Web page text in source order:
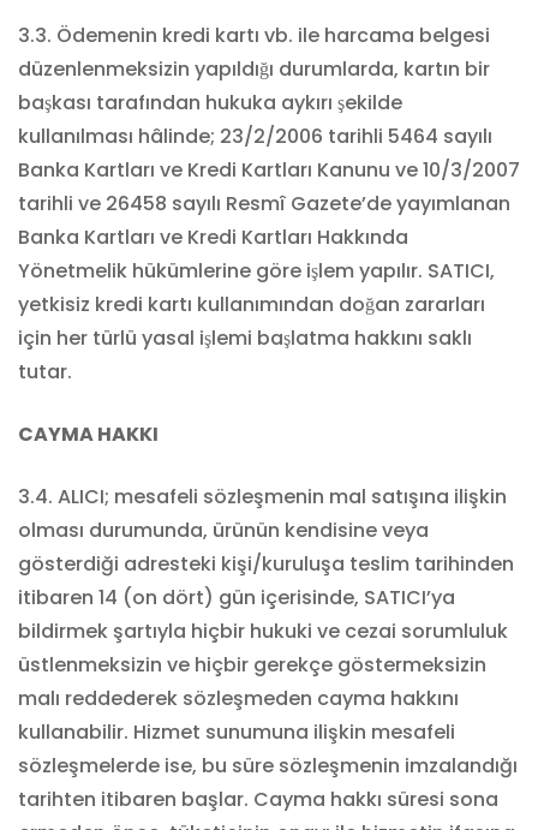
3.3. Ödemenin kredi kartı vb. ile harcama belgesi
düzenlenmeksizin yapıldığı durumlarda, kartın bir
başkası tarafından hukuka aykırı şekilde
kullanılması hâlinde; 23/2/2006 tarihli 5464 sayılı
Banka Kartları ve Kredi Kartları Kanunu ve 10/3/2007
tarihli ve 26458 sayılı Resmî Gazete’de yayımlanan
Banka Kartları ve Kredi Kartları Hakkında
Yönetmelik hükümlerine göre işlem yapılır. SATICI,
yetkisiz kredi kartı kullanımından doğan zararları
için her türlü yasal işlemi başlatma hakkını saklı
tutar.
CAYMA HAKKI
3.4. ALICI; mesafeli sözleşmenin mal satışına ilişkin
olması durumunda, ürünün kendisine veya
gösterdiği adresteki kişi/kuruluşa teslim tarihinden
itibaren 14 (on dört) gün içerisinde, SATICI’ya
bildirmek şartıyla hiçbir hukuki ve cezai sorumluluk
üstlenmeksizin ve hiçbir gerekçe göstermeksizin
malı reddederek sözleşmeden cayma hakkını
kullanabilir. Hizmet sunumuna ilişkin mesafeli
sözleşmelerde ise, bu süre sözleşmenin imzalandığı
tarihten itibaren başlar. Cayma hakkı süresi sona